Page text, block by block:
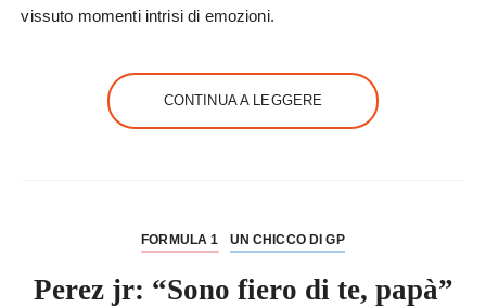
vissuto momenti intrisi di emozioni.
CONTINUA A LEGGERE
FORMULA 1 UN CHICCO DI GP
Perez jr: “Sono fiero di te, papà”